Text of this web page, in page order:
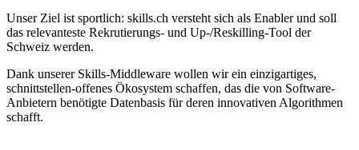
Unser Ziel ist sportlich: skills.ch versteht sich als Enabler und soll
das relevanteste Rekrutierungs- und Up-/Reskilling-Tool der
Schweiz werden.
Dank unserer Skills-Middleware wollen wir ein einzigartiges,
schnittstellen-offenes Ökosystem schaffen, das die von Software-
Anbietern benötigte Datenbasis für deren innovativen Algorithmen
schafft.